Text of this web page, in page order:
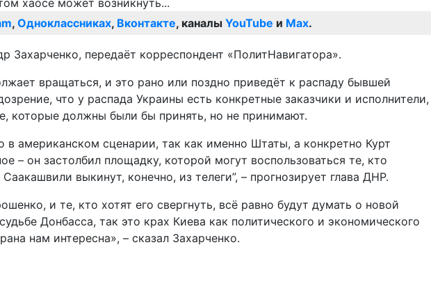
, Одноклассниках, Вконтакте, каналы YouTube и Max.
передаёт корреспондент «ПолитНавигатора».
вращаться, и это рано или поздно приведёт к распаду бывшей
что у распада Украины есть конкретные заказчики и исполнители,
которые должны были бы принять, но не принимают.
американском сценарии, так как именно Штаты, а конкретно Курт
– он застолбил площадку, которой могут воспользоваться те, кто
выкинут, конечно, из телеги”, – прогнозирует глава ДНР.
и те, кто хотят его свергнуть, всё равно будут думать о новой
Донбасса, так это крах Киева как политического и экономического
нам интересна», – сказал Захарченко.